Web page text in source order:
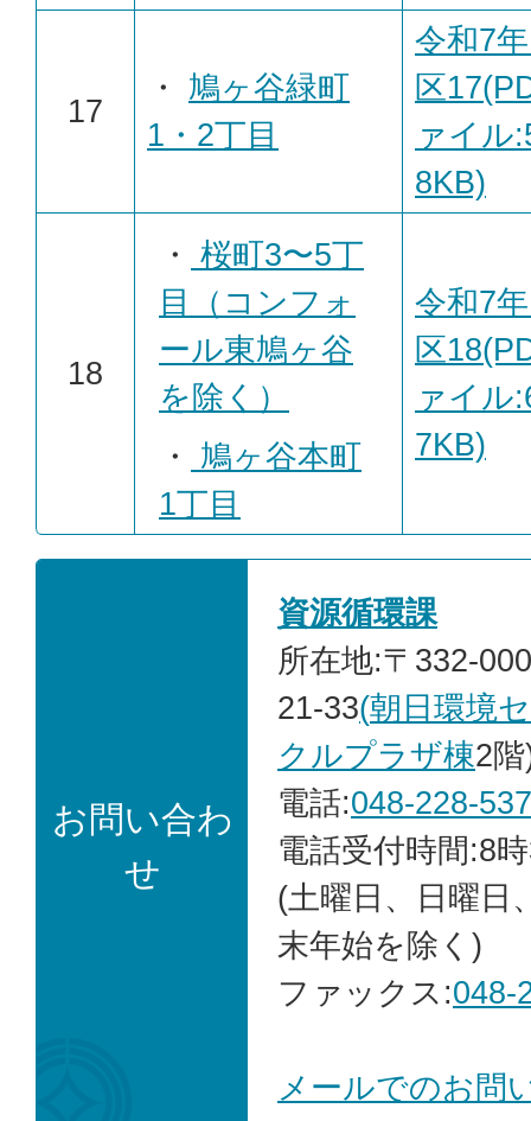
17
・ 鳩ヶ谷緑町
1・2丁目
令和7
区
ァイル
8KB)
18
・
桜町3〜5丁
目（コンフォ
ール東鳩ヶ谷
を除く）
・
鳩ヶ谷本町
1丁目
令和7
区
ァイル
7KB)
お問い合わ
せ
資源循環課
所在地:〒332-
21-33(朝日環境
クルプラザ棟2
電話:048-228-
電話受付時間:8
(土曜日、日曜日
末年始を除く)
ファックス:048-
メールでのお問